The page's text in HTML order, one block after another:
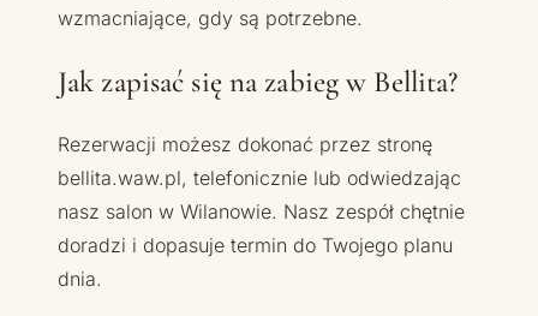
wzmacniające, gdy są potrzebne.
Jak zapisać się na zabieg w Bellita?
Rezerwacji możesz dokonać przez stronę
bellita.waw.pl, telefonicznie lub odwiedzając
nasz salon w Wilanowie. Nasz zespół chętnie
doradzi i dopasuje termin do Twojego planu
dnia.